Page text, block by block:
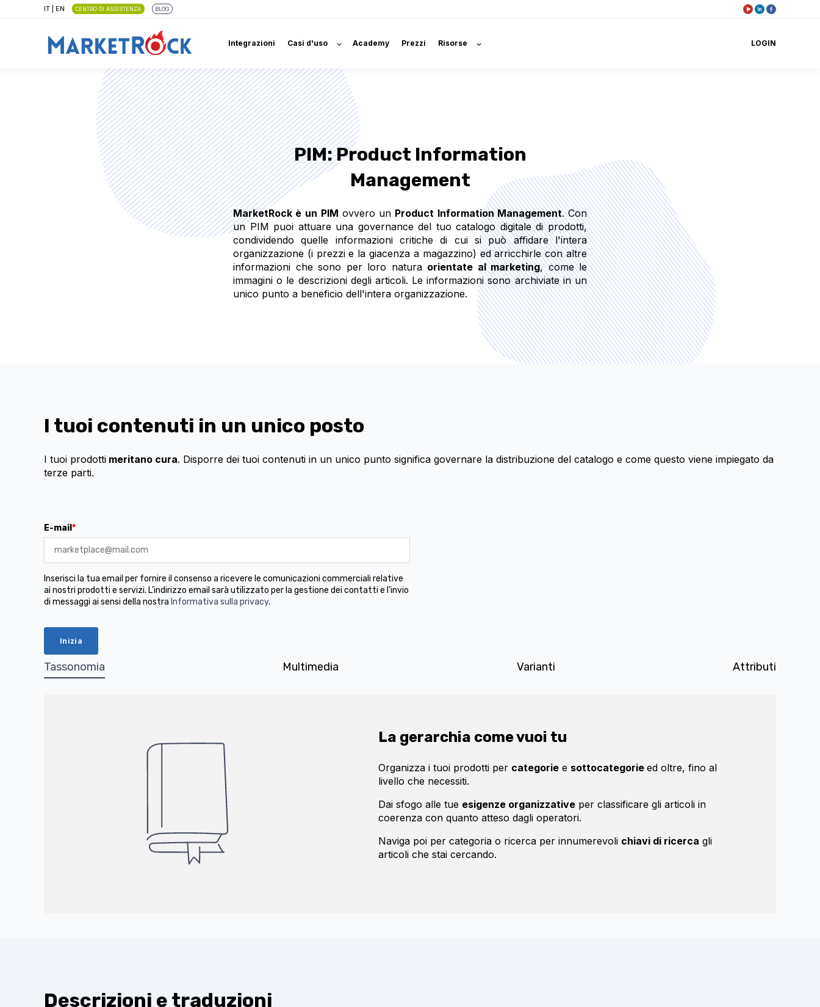
IT EN CENTRO DI ASSISTENZA BLOG
Integrazioni Casi d'uso Academy Prezzi Risorse LOGIN
PIM: Product Information
Management
MarketRock è un PIM ovvero un Product InformationManagement. Con
un PIM puoi attuare una governance del tuo catalogo digitale di prodotti,
condividendo quelle informazioni critiche di cui si può affidare l'intera
organizzazione (i prezzi e la giacenza a magazzino) ed arricchirle con altre
informazioni che sono per loro natura orientate al marketing, come le
immagini o le descrizioni degli articoli. Le informazioni sono archiviate in un
unico punto a beneficio dell'intera organizzazione.
I tuoi contenuti in un unico posto
I tuoi prodotti meritano cura. Disporre dei tuoi contenuti in un unico punto significa governare la distribuzione del catalogo e come questo viene impiegato da
terze parti.
E-mail *
Inserisci la tua email per fornire il consenso a ricevere le comunicazioni commerciali relative
ai nostri prodotti e servizi. L’indirizzo email sarà utilizzato per la gestione dei contatti e l’invio
di messaggi ai sensi della nostra Informativa sulla privacy.
Tassonomia Multimedia Varianti Attributi
La gerarchia come vuoi tu
Organizza i tuoi prodotti per categorie e sottocategorie ed oltre, fino al
livello che necessiti.
Dai sfogo alle tue esigenze organizzative per classificare gli articoli in
coerenza con quanto atteso dagli operatori.
Naviga poi per categoria o ricerca per innumerevoli chiavi di ricerca gli
articoli che stai cercando.
Descrizioni e traduzioni